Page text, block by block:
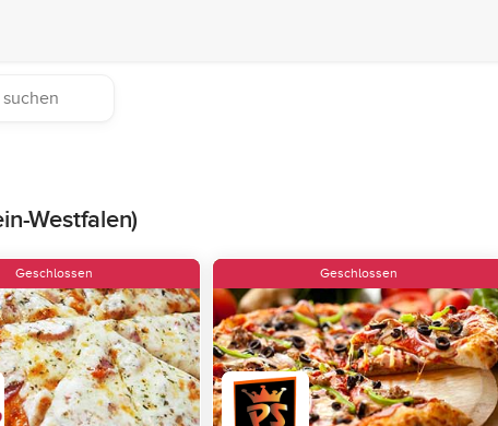
Westfalen)
Geschlossen Geschlossen